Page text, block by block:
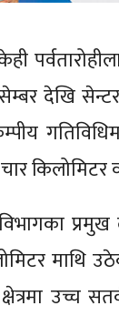
देखि
चार
माथि
उच्च